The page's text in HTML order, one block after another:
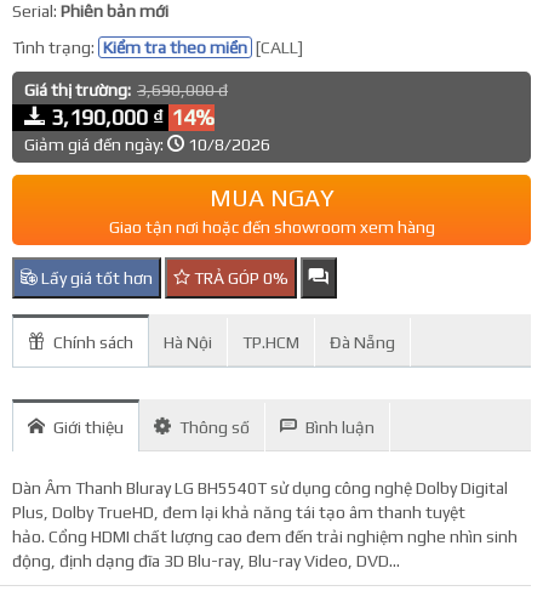
Serial: Phiên bản mới
Tình trạng: Kiểm tra theo miền [CALL]
Giá thị trường: 3,690,000 đ
3,190,000 ₫ 14%
Giảm giá đến ngày: 10/8/2026
MUA NGAY
Giao tận nơi hoặc đến showroom xem hàng
Lấy giá tốt hơn TRẢ GÓP 0%
Chính sách Hà Nội TP.HCM Đà Nẵng
Giới thiệu Thông số Bình luận
Dàn Âm Thanh Bluray LG BH5540T sử dụng công nghệ Dolby Digital
Plus, Dolby TrueHD, đem lại khả năng tái tạo âm thanh tuyệt
hảo. Cổng HDMI chất lượng cao đem đến trải nghiệm nghe nhìn sinh
động, định dạng đĩa 3D Blu-ray, Blu-ray Video, DVD...